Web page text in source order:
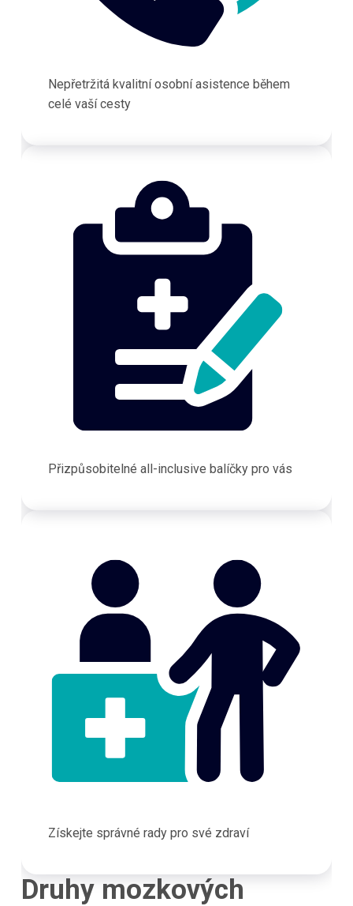
Nepřetržitá kvalitní osobní asistence během
celé vaší cesty
Přizpůsobitelné all-inclusive balíčky pro vás
Získejte správné rady pro své zdraví
Druhy mozkových